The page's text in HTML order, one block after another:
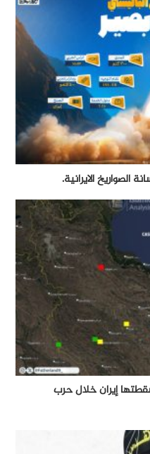
الصواريخ الايرانية.
إيران خلال حرب